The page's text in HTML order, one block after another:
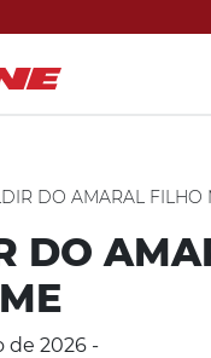
DO AMARAL FILHO
DO
de 2026 -